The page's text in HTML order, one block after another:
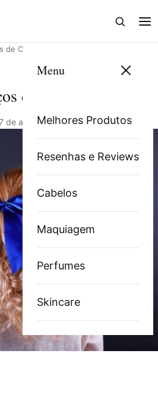
Abrir
Menu
Melhores Produtos
Resenhas e Reviews
Cabelos
Maquiagem
Perfumes
Skincare
de Cabelo
de Cabelo
de abril de 2023· 4 min de leitura